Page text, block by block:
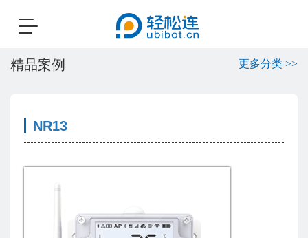
Toggle
精品案例 更多分类 >>
NR13